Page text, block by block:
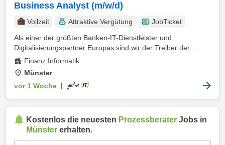
Business Analyst (m/w/d)
Vollzeit Attraktive Vergütung
JobTicket
Als einer der größten Banken-IT-Dienstleister und
Digitalisierungspartner Europas sind wir der Treiber der ...
Finanz Informatik
Münster
vor 1 Woche
Kostenlos die neuesten Prozessberater Jobs in
Münster erhalten.